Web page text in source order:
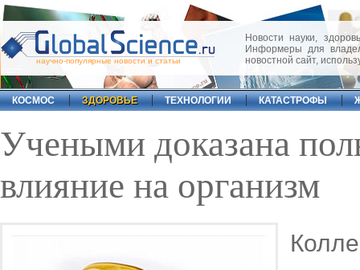
научно-популярные новости и статьи
Новости науки,
Информеры для
новостной сайт,
КОСМОС ЗДОРОВЬЕ ТЕХНОЛОГИИ КАТАСТРОФЫ
Учеными доказана
влияние на организм